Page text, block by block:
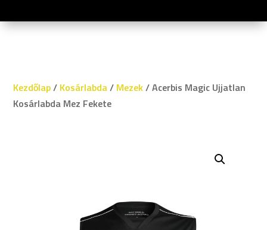
Kezdőlap/ Kosárlabda/ Mezek/ Acerbis Magic Ujjatlan
Kosárlabda Mez Fekete